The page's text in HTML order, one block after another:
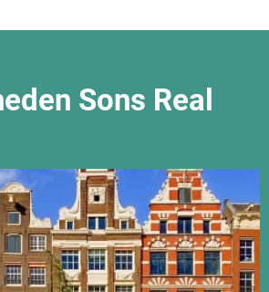
Sons Real